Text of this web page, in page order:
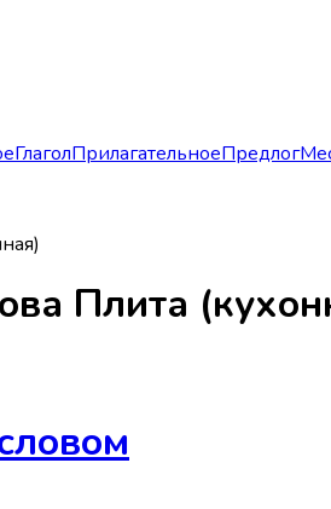
ГлаголПрилагательноеПредлог
Плита